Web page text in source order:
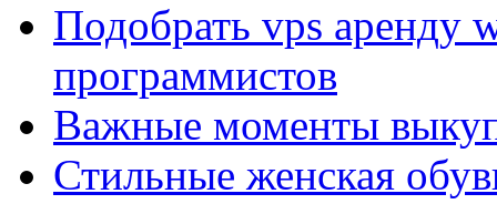
Подобрать vps аренду
программистов
Важные моменты
Стильные женская